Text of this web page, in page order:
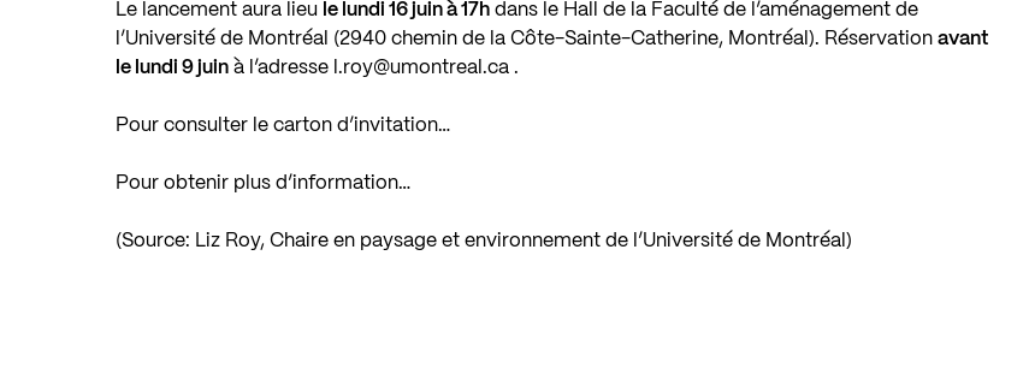
Le lancement aura lieu le lundi 16 juin à 17h dans le Hall de la Faculté de l’aménagement de
l’Université de Montréal (2940 chemin de la Côte-Sainte-Catherine, Montréal). Réservationavant
le lundi 9 juin à l’adresse l.roy@umontreal.ca .
Pour consulter le carton d’invitation…
Pour obtenir plus d’information…
(Source: Liz Roy, Chaire en paysage et environnement de l’Université de Montréal)